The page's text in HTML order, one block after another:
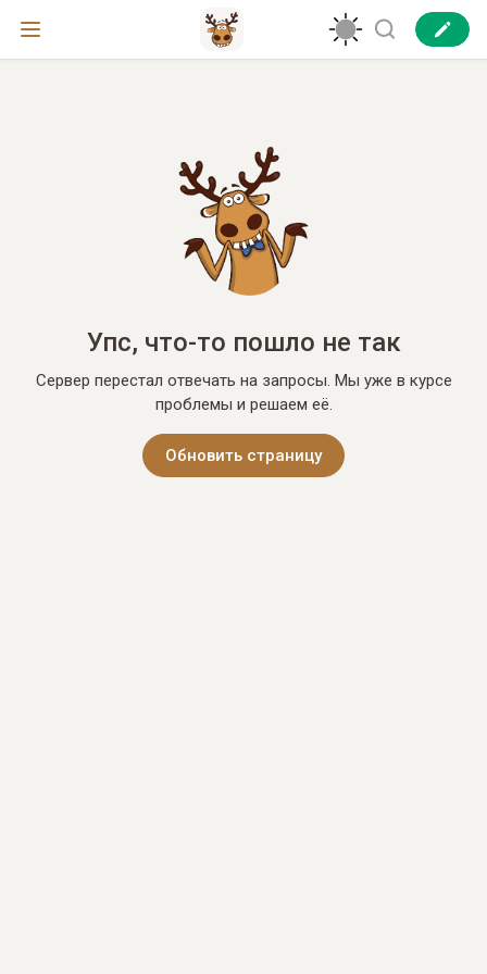
Упс, что-то пошло не так
Сервер перестал отвечать на запросы. Мы уже в курсе
проблемы и решаем её.
Обновить страницу